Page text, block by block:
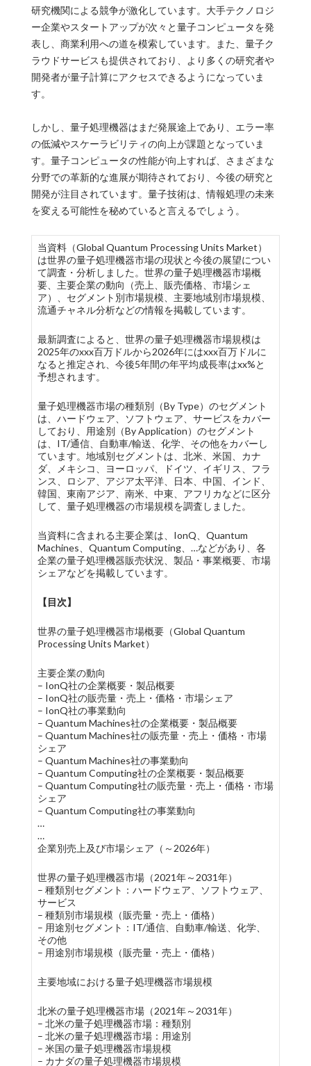
研究機関による競争が激化しています。大手テクノロジ
ー企業やスタートアップが次々と量子コンピュータを発
表し、商業利用への道を模索しています。また、量子ク
ラウドサービスも提供されており、より多くの研究者や
開発者が量子計算にアクセスできるようになっていま
す。
しかし、量子処理機器はまだ発展途上であり、エラー率
の低減やスケーラビリティの向上が課題となっていま
す。量子コンピュータの性能が向上すれば、さまざまな
分野での革新的な進展が期待されており、今後の研究と
開発が注目されています。量子技術は、情報処理の未来
を変える可能性を秘めていると言えるでしょう。
当資料（Global Quantum Processing Units Market）
は世界の量子処理機器市場の現状と今後の展望につい
て調査・分析しました。世界の量子処理機器市場概
要、主要企業の動向（売上、販売価格、市場シェ
ア）、セグメント別市場規模、主要地域別市場規模、
流通チャネル分析などの情報を掲載しています。
最新調査によると、世界の量子処理機器市場規模は
2025年のxxx百万ドルから2026年にはxxx百万ドルに
なると推定され、今後5年間の年平均成長率はxx%と
予想されます。
量子処理機器市場の種類別（By Type）のセグメント
は、ハードウェア、ソフトウェア、サービスをカバー
しており、用途別（By Application）のセグメント
は、IT/通信、自動車/輸送、化学、その他をカバーし
ています。地域別セグメントは、北米、米国、カナ
ダ、メキシコ、ヨーロッパ、ドイツ、イギリス、フラ
ンス、ロシア、アジア太平洋、日本、中国、インド、
韓国、東南アジア、南米、中東、アフリカなどに区分
して、量子処理機器の市場規模を調査しました。
当資料に含まれる主要企業は、IonQ、Quantum
Machines、Quantum Computing、…などがあり、各
企業の量子処理機器販売状況、製品・事業概要、市場
シェアなどを掲載しています。
【目次】
世界の量子処理機器市場概要（Global Quantum
Processing Units Market）
主要企業の動向
– IonQ社の企業概要・製品概要
– IonQ社の販売量・売上・価格・市場シェア
– IonQ社の事業動向
– Quantum Machines社の企業概要・製品概要
– Quantum Machines社の販売量・売上・価格・市場
シェア
– Quantum Machines社の事業動向
– Quantum Computing社の企業概要・製品概要
– Quantum Computing社の販売量・売上・価格・市場
シェア
– Quantum Computing社の事業動向
…
…
企業別売上及び市場シェア（～2026年）
世界の量子処理機器市場（2021年～2031年）
– 種類別セグメント：ハードウェア、ソフトウェア、
サービス
– 種類別市場規模（販売量・売上・価格）
– 用途別セグメント：IT/通信、自動車/輸送、化学、
その他
– 用途別市場規模（販売量・売上・価格）
主要地域における量子処理機器市場規模
北米の量子処理機器市場（2021年～2031年）
– 北米の量子処理機器市場：種類別
– 北米の量子処理機器市場：用途別
– 米国の量子処理機器市場規模
– カナダの量子処理機器市場規模